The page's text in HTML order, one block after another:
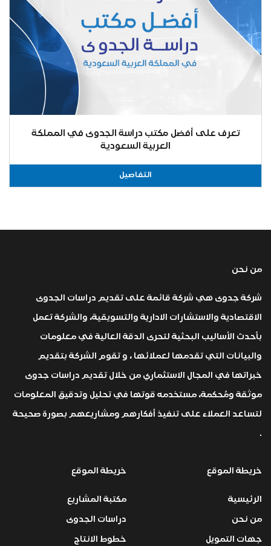
تعرف على أفضل مكتب دراسة الجدوى في المملكة
العربية السعودية
التفاصيل
من نحن
شركة جدوى هي شركة قائمة على تقديم دراسات الجدوى
الاقتصادية والاستشارات الادارية والتسويقية، والشركة تعمل
بأحدث الأساليب البحثية لتحرى الدقة العالية في معلومات
والبيانات التي تقدمها لعملائها ، و تقوم الشركة بتقديم
خبراتها في المجال الاستثماري من خلال تقديم دراسات جدوى
موثقة ومُحكمة، مستخدمه قوتها في تحليل وتدقيق المعلومات
لتساعد العملاء على تنفيذ أفكارهم ومشاريعهم بصورة صحيحة
.
خريطة الموقع
الرئيسية
من نحن
جهات التمويل
خريطة الموقع
مكتبة المشاريع
دراسات الجدوى
خطوط الانتاج